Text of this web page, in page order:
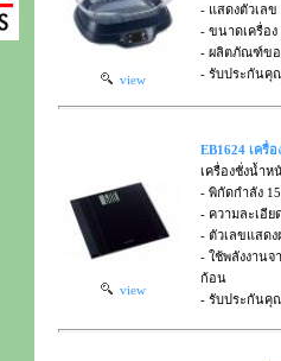
view
- แสดงตัวเลข
- ขนาดเครื่อง
- ผลิตภัณฑ์ขอ
- รับประกันคุ
view
EB1624 เครื่
เครื่องชั่งน้ำ
- พิกัดกำลัง
- ความละเอีย
- ตัวเลขแสดง
- ใช้พลังงานจ
ก้อน
- รับประกันคุ